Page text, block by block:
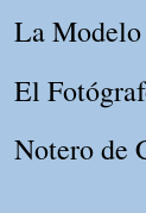
La Modelo
El
Notero de